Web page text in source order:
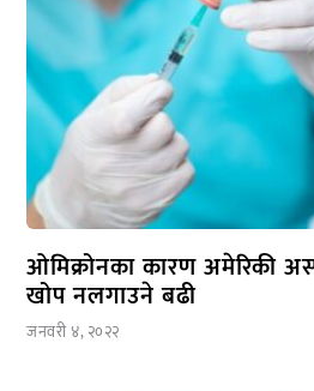
जनवरी ४, २०२२
ओमिक्रोनका कारण अमेरिकी
खोप नलगाउने बढी